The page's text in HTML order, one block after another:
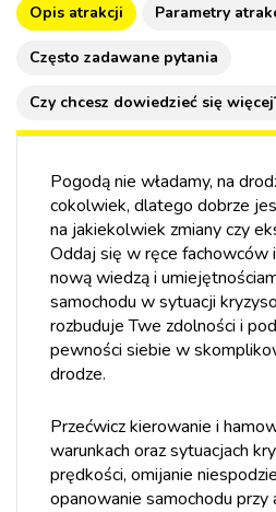
Opis atrakcji Parametry
Często zadawane pytania
Czy chcesz dowiedzieć się
Pogodą nie władamy, na
cokolwiek, dlatego dobrze
na jakiekolwiek zmiany czy
Oddaj się w ręce fachowców
nową wiedzą i
samochodu w sytuacji
rozbuduje Twe zdolności i
pewności siebie w
drodze.
Przećwicz kierowanie i
warunkach oraz sytuacjach
prędkości, omijanie
opanowanie samochodu przy